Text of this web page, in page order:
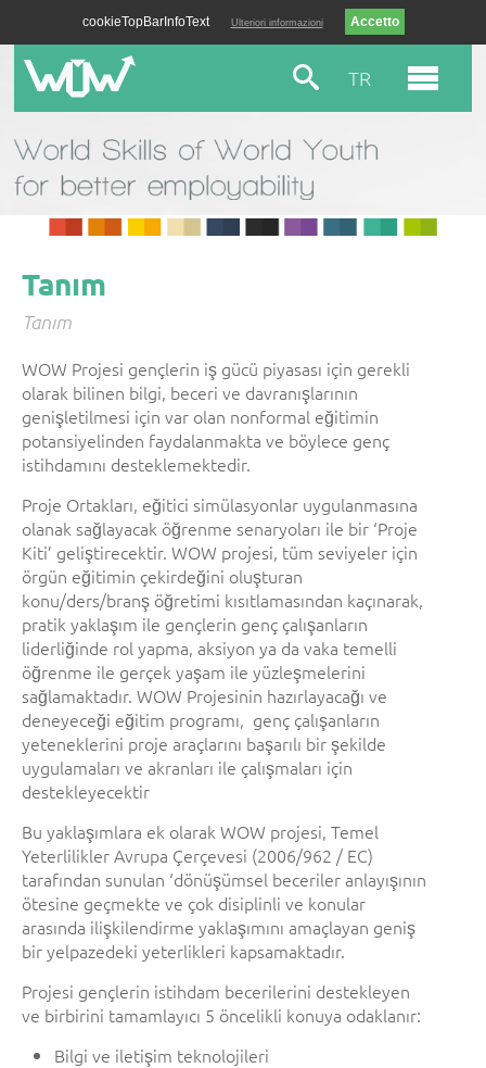
TR
Tanım
Tanım
WOW Projesi gençlerin iş gücü piyasası için gerekli
olarak bilinen bilgi, beceri ve davranışlarının
genişletilmesi için var olan nonformal eğitimin
potansiyelinden faydalanmakta ve böylece genç
istihdamını desteklemektedir.
Proje Ortakları, eğitici simülasyonlar uygulanmasına
olanak sağlayacak öğrenme senaryoları ile bir ‘Proje
Kiti’ geliştirecektir. WOW projesi, tüm seviyeler için
örgün eğitimin çekirdeğini oluşturan
konu/ders/branş öğretimi kısıtlamasından kaçınarak,
pratik yaklaşım ile gençlerin genç çalışanların
liderliğinde rol yapma, aksiyon ya da vaka temelli
öğrenme ile gerçek yaşam ile yüzleşmelerini
sağlamaktadır. WOW Projesinin hazırlayacağı ve
deneyeceği eğitim programı, genç çalışanların
yeteneklerini proje araçlarını başarılı bir şekilde
uygulamaları ve akranları ile çalışmaları için
destekleyecektir
Bu yaklaşımlara ek olarak WOW projesi, Temel
Yeterlilikler Avrupa Çerçevesi (2006/962 / EC)
tarafından sunulan ‘dönüşümsel beceriler anlayışının
ötesine geçmekte ve çok disiplinli ve konular
arasında ilişkilendirme yaklaşımını amaçlayan geniş
bir yelpazedeki yeterlikleri kapsamaktadır.
Projesi gençlerin istihdam becerilerini destekleyen
ve birbirini tamamlayıcı 5 öncelikli konuya odaklanır:
Bilgi ve iletişim teknolojileri
cookieTopBarInfoText Ulteriori informazioni